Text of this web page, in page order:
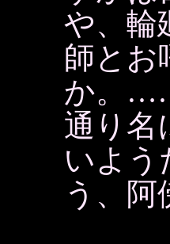
や、輪
師とお
か。
通り名
いよう
う、阿